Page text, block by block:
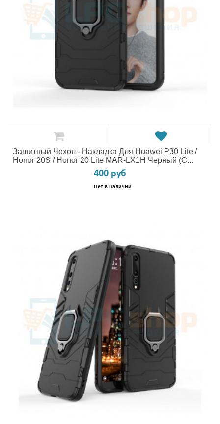
Защитный Чехол - Накладка Для Huawei P30 Lite /
Honor 20S / Honor 20 Lite MAR-LX1H Черный (с...
400 руб
Нет в наличии